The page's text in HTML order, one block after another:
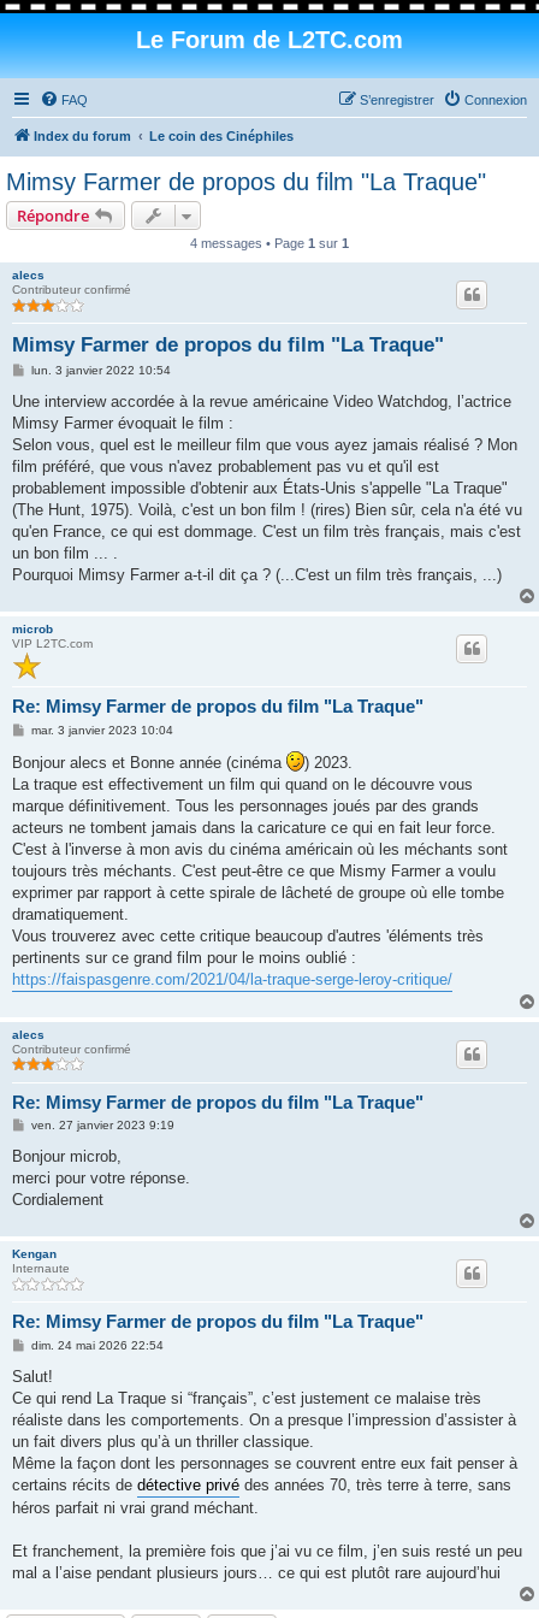
Le Forum de L2TC.com
FAQ Connexion
S’enregistrer
Index du forum Le coin des Cinéphiles
Mimsy Farmer de propos du film "La Traque"
Répondre
4 messages • Page 1 sur 1
alecs
Contributeur confirmé
Mimsy Farmer de propos du film "La Traque"
M
s
a
g
lun. 3 janvier 2022 10:54
Une interview accordée à la revue américaine Video Watchdog, l’actrice
Mimsy Farmer évoquait le film :
Selon vous, quel est le meilleur film que vous ayez jamais réalisé ? Mon
film préféré, que vous n'avez probablement pas vu et qu'il est
probablement impossible d'obtenir aux États-Unis s'appelle "La Traque"
(The Hunt, 1975). Voilà, c'est un bon film ! (rires) Bien sûr, cela n'a été vu
qu'en France, ce qui est dommage. C'est un film très français, mais c'est
un bon film ... .
Pourquoi Mimsy Farmer a-t-il dit ça ? (...C'est un film très français, ...)
microb
VIP L2TC.com
Re: Mimsy Farmer de propos du film "La Traque"
M
s
s
a
g
e
mar. 3 janvier 2023 10:04
Bonjour alecs et Bonne année (cinéma
) 2023.
La traque est effectivement un film qui quand on le découvre vous
marque définitivement. Tous les personnages joués par des grands
acteurs ne tombent jamais dans la caricature ce qui en fait leur force.
C'est à l'inverse à mon avis du cinéma américain où les méchants sont
toujours très méchants. C'est peut-être ce que Mismy Farmer a voulu
exprimer par rapport à cette spirale de lâcheté de groupe où elle tombe
dramatiquement.
Vous trouverez avec cette critique beaucoup d'autres 'éléments très
pertinents sur ce grand film pour le moins oublié :
https://faispasgenre.com/2021/04/la-traque-serge-leroy-critique/
alecs
Contributeur confirmé
Re: Mimsy Farmer de propos du film "La Traque"
M
s
a
g
ven. 27 janvier 2023 9:19
Bonjour microb,
merci pour votre réponse.
Сordialement
Kengan
Internaute
Re: Mimsy Farmer de propos du film "La Traque"
M
s
a
g
dim. 24 mai 2026 22:54
Salut!
Ce qui rend La Traque si “français”, c’est justement ce malaise très
réaliste dans les comportements. On a presque l’impression d’assister à
un fait divers plus qu’à un thriller classique.
Même la façon dont les personnages se couvrent entre eux fait penser à
certains récits de détective privé des années 70, très terre à terre, sans
héros parfait ni vrai grand méchant.
Et franchement, la première fois que j’ai vu ce film, j’en suis resté un peu
mal a l’aise pendant plusieurs jours… ce qui est plutôt rare aujourd’hui